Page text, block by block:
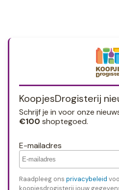
KoopjesDrogisterij
Schrijf je in voor onze
€100 shoptegoed.
E-mailadres
Raadpleeg ons privacybeleid
koopjesdrogisterij jouw